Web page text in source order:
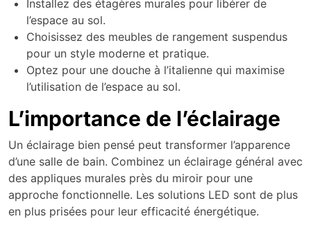
Installez des étagères murales pour libérer de
l’espace au sol.
Choisissez des meubles de rangement suspendus
pour un style moderne et pratique.
Optez pour une douche à l’italienne qui maximise
l’utilisation de l’espace au sol.
L’importance de l’éclairage
Un éclairage bien pensé peut transformer l’apparence
d’une salle de bain. Combinez un éclairage général avec
des appliques murales près du miroir pour une
approche fonctionnelle. Les solutions LED sont de plus
en plus prisées pour leur efficacité énergétique.